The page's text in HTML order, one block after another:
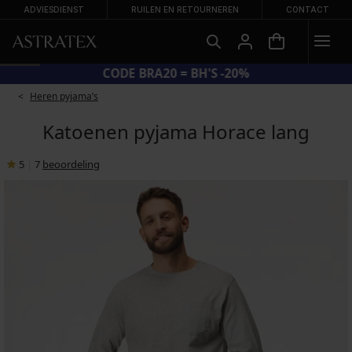
ADVIESDIENST RUILEN EN RETOURNEREN CONTACT
CODE BRA20 = BH'S -20%
Heren pyjama’s
Katoenen pyjama Horace lang
5 7 beoordeling